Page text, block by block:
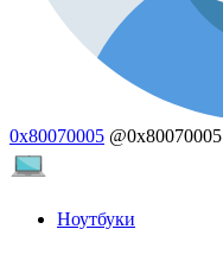
0x80070005 @0x80070005
Ноутбуки